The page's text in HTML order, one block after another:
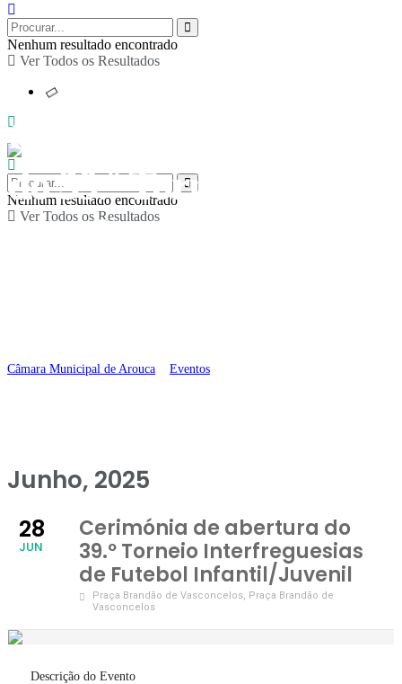
Nenhum resultado encontrado
Ver Todos os Resultados
Nenhum resultado encontrado
Ver Todos os Resultados
Cerimónia de abertura
do 39.º Torneio
Interfreguesias de
Câmara Municipal de Arouca Eventos
Junho, 2025
28
JUN
Cerimónia de abertura do
39.º Torneio Interfreguesias
de Futebol Infantil/Juvenil
Praça Brandão de Vasconcelos, Praça Brandão de
Vasconcelos
Descrição do Evento